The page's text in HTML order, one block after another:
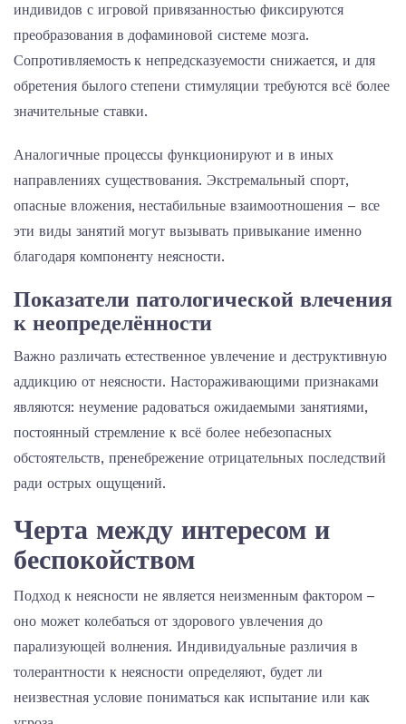
индивидов с игровой привязанностью фиксируются
преобразования в дофаминовой системе мозга.
Сопротивляемость к непредсказуемости снижается, и для
обретения былого степени стимуляции требуются всё более
значительные ставки.
Аналогичные процессы функционируют и в иных
направлениях существования. Экстремальный спорт,
опасные вложения, нестабильные взаимоотношения – все
эти виды занятий могут вызывать привыкание именно
благодаря компоненту неясности.
Показатели патологической влечения
к неопределённости
Важно различать естественное увлечение и деструктивную
аддикцию от неясности. Настораживающими признаками
являются: неумение радоваться ожидаемыми занятиями,
постоянный стремление к всё более небезопасных
обстоятельств, пренебрежение отрицательных последствий
ради острых ощущений.
Черта между интересом и
беспокойством
Подход к неясности не является неизменным фактором –
оно может колебаться от здорового увлечения до
парализующей волнения. Индивидуальные различия в
толерантности к неясности определяют, будет ли
неизвестная условие пониматься как испытание или как